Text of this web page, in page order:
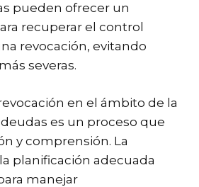
pueden ofrecer un
recuperar el control
revocación, evitando
severas.
en el ámbito de la
es un proceso que
y comprensión. La
planificación adecuada
manejar